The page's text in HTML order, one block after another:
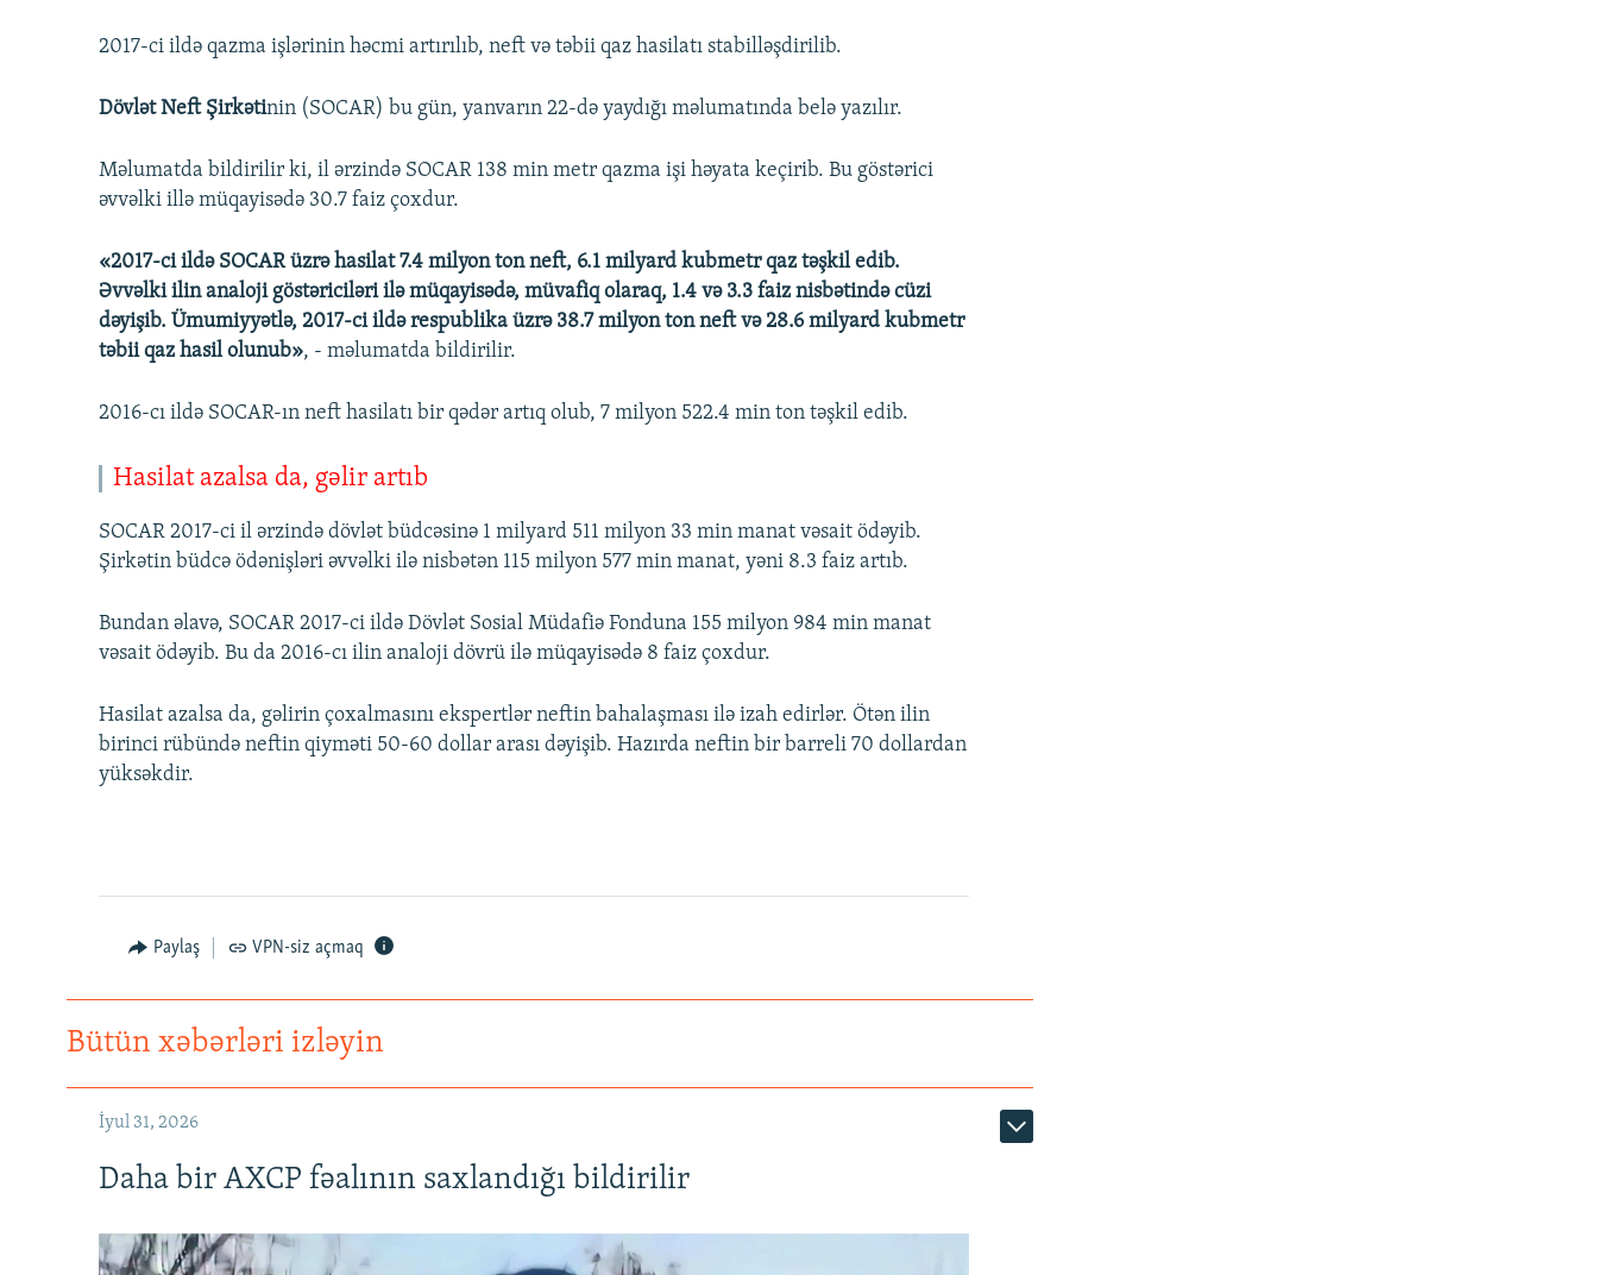
2017-ci ildə qazma işlərinin həcmi artırılıb, neft və təbii qaz hasilatı stabilləşdirilib.
Dövlət Neft Şirkətinin (SOCAR) bu gün, yanvarın 22-də yaydığı məlumatında belə yazılır.
Məlumatda bildirilir ki, il ərzində SOCAR 138 min metr qazma işi həyata keçirib. Bu göstərici
əvvəlki illə müqayisədə 30.7 faiz çoxdur.
«2017-ci ildə SOCAR üzrə hasilat 7.4 milyon ton neft, 6.1 milyard kubmetr qaz təşkil edib.
Əvvəlki ilin analoji göstəriciləri ilə müqayisədə, müvafiq olaraq, 1.4 və 3.3 faiz nisbətində cüzi
dəyişib. Ümumiyyətlə, 2017-ci ildə respublika üzrə 38.7 milyon ton neft və 28.6 milyard kubmetr
təbii qaz hasil olunub», - məlumatda bildirilir.
2016-cı ildə SOCAR-ın neft hasilatı bir qədər artıq olub, 7 milyon 522.4 min ton təşkil edib.
Hasilat azalsa da, gəlir artıb
SOCAR 2017-ci il ərzində dövlət büdcəsinə 1 milyard 511 milyon 33 min manat vəsait ödəyib.
Şirkətin büdcə ödənişləri əvvəlki ilə nisbətən 115 milyon 577 min manat, yəni 8.3 faiz artıb.
Bundan əlavə, SOCAR 2017-ci ildə Dövlət Sosial Müdafiə Fonduna 155 milyon 984 min manat
vəsait ödəyib. Bu da 2016-cı ilin analoji dövrü ilə müqayisədə 8 faiz çoxdur.
Hasilat azalsa da, gəlirin çoxalmasını ekspertlər neftin bahalaşması ilə izah edirlər. Ötən ilin
birinci rübündə neftin qiyməti 50-60 dollar arası dəyişib. Hazırda neftin bir barreli 70 dollardan
yüksəkdir.
Paylaş VPN-siz açmaq
Bütün xəbərləri izləyin
İyul 31, 2026
Daha bir AXCP fəalının saxlandığı bildirilir